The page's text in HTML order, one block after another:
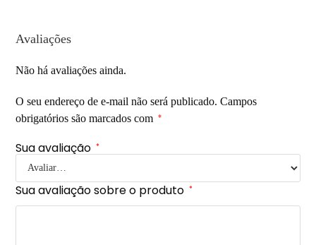
Avaliações
Não há avaliações ainda.
O seu endereço de e-mail não será publicado. Campos
obrigatórios são marcados com
*
Sua avaliação *
Sua avaliação sobre o produto *